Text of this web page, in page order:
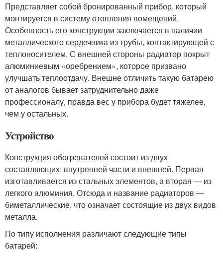
Представляет собой бронированный прибор, который
монтируется в систему отопления помещений.
Особенность его конструкции заключается в наличии
металлического сердечника из трубы, контактирующей с
теплоносителем. С внешней стороны радиатор покрыт
алюминиевым «оребрением», которое призвано
улучшать теплоотдачу. Внешне отличить такую батарею
от аналогов бывает затруднительно даже
профессионалу, правда вес у прибора будет тяжелее,
чем у остальных.
Устройство
Конструкция обогревателей состоит из двух
составляющих: внутренней части и внешней. Первая
изготавливается из стальных элементов, а вторая — из
легкого алюминия. Отсюда и название радиаторов —
биметаллические, что означает состоящие из двух видов
металла.
По типу исполнения различают следующие типы
батарей: